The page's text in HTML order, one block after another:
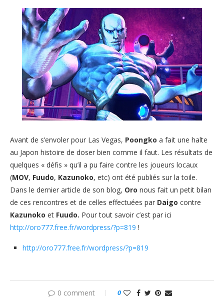
Avant de s’envoler pour Las Vegas, Poongko a fait une halte
au Japon histoire de doser bien comme il faut. Les résultats de
quelques « défis » qu’il a pu faire contre les joueurs locaux
(MOV, Fuudo, Kazunoko, etc) ont été publiés sur la toile.
Dans le dernier article de son blog, Oro nous fait un petit bilan
de ces rencontres et de celles effectuées par Daigo contre
Kazunoko et Fuudo. Pour tout savoir c’est par ici
http://oro777.free.fr/wordpress/?p=819 !
http://oro777.free.fr/wordpress/?p=819
0 comment 0